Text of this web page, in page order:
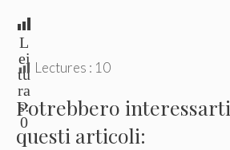
L
ei
tu
ra
s:
0
Lectures : 10
Potrebbero
questi articoli: